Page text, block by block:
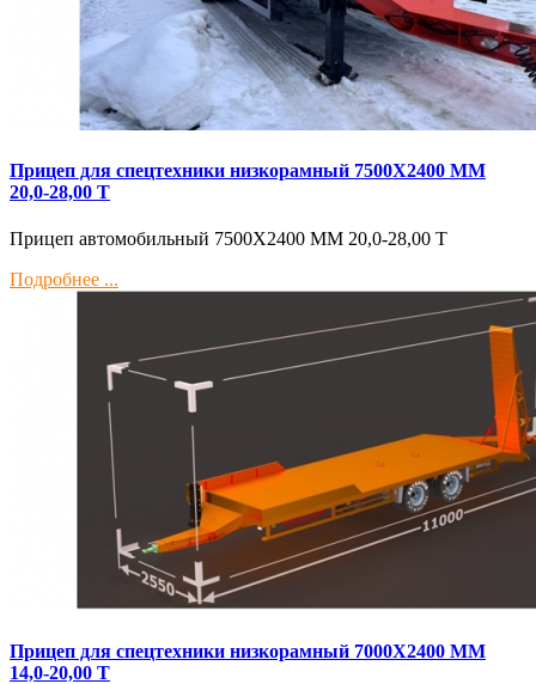
Прицеп для спецтехники низкорамный 7500Х2400 ММ
20,0-28,00 Т
Прицеп автомобильный 7500Х2400 ММ 20,0-28,00 Т
Подробнее ...
Прицеп для спецтехники низкорамный 7000Х2400 ММ
14,0-20,00 Т